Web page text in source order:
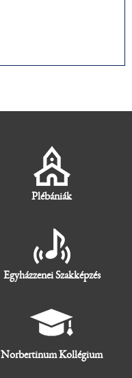
Plébániák
Egyházzenei Szakképzés
Norbertinum Kollégium